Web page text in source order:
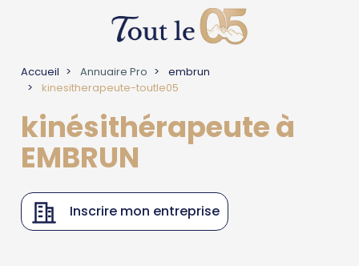
Accueil Annuaire Pro
embrun
kinesitherapeute-toutle05
kinésithérapeute à
EMBRUN
Inscrire mon entreprise